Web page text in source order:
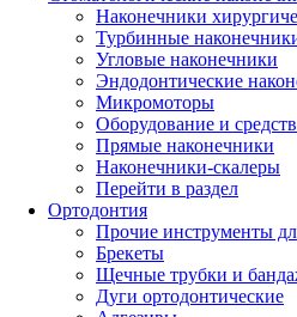
Наконечники
Турбинные
Угловые наконечники
Эндодонтические
Микромоторы
Оборудование и
Прямые наконечники
Наконечники-скалеры
Перейти в раздел
Ортодонтия
Прочие инструменты
Брекеты
Щечные трубки и
Дуги ортодонтические